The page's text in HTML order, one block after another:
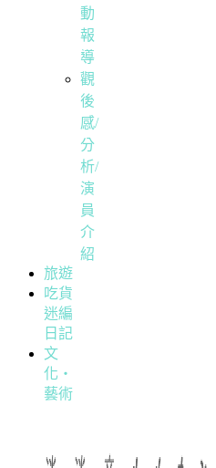
動
報
導
觀
後
感/
分
析/
演
員
介
紹
旅遊
吃貨
迷編
日記
文
化・
藝術